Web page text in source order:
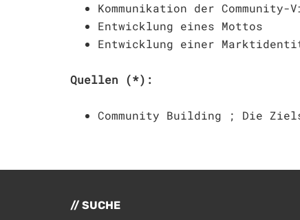
Kommunikation der
Entwicklung eines Mottos
Entwicklung einer
Quellen (*):
Community Building ; Die
SUCHE